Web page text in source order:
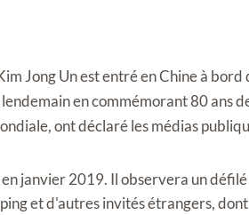
Jong Un est entré en Chine à
en commémorant 80 ans
ont déclaré les médias
janvier 2019. Il observera un
et d'autres invités étrangers,